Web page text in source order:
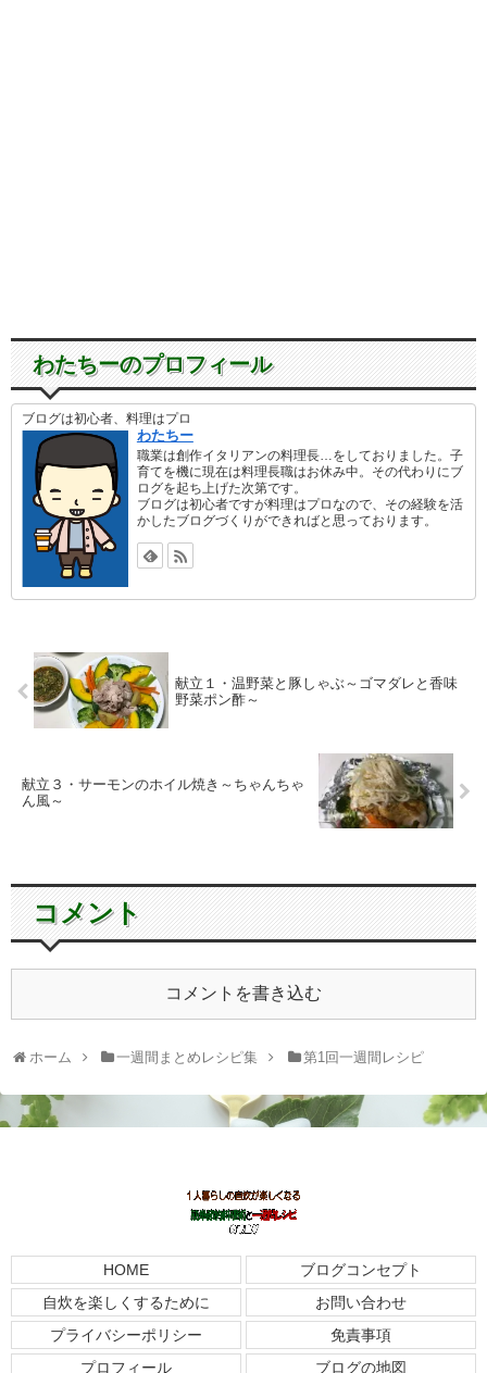
わたちーのプロフィール
ブログは初心者、料理はプロ
わたちー
職業は創作イタリアンの料理長…をしておりました。子
育てを機に現在は料理長職はお休み中。その代わりにブ
ログを起ち上げた次第です。
ブログは初心者ですが料理はプロなので、その経験を活
かしたブログづくりができればと思っております。
献立１・温野菜と豚しゃぶ～ゴマダレと香味
野菜ポン酢～
献立３・サーモンのホイル焼き～ちゃんちゃ
ん風～
コメント
コメントを書き込む
ホーム 一週間まとめレシピ集 第1回一週間レシピ
HOME
ブログコンセプト
自炊を楽しくするために
お問い合わせ
プライバシーポリシー
免責事項
プロフィール
ブログの地図